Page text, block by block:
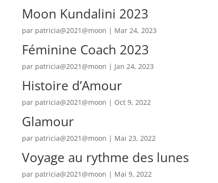
Moon Kundalini 2023
par patricia@2021@moon | Mar 24, 2023
Féminine Coach 2023
par patricia@2021@moon | Jan 24, 2023
Histoire d’Amour
par patricia@2021@moon | Oct 9, 2022
Glamour
par patricia@2021@moon | Mai 23, 2022
Voyage au rythme des lunes
par patricia@2021@moon | Mai 9, 2022